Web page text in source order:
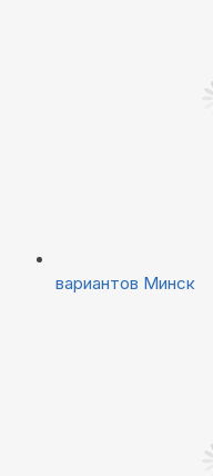
вариантов Минск